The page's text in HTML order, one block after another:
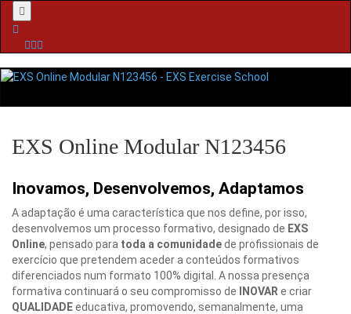
Menu
EXS Online Modular N123456
Inovamos, Desenvolvemos, Adaptamos
A adaptação é uma característica que nos define, por isso,
desenvolvemos um processo formativo, designado de EXS
Online, pensado para toda a comunidadede profissionais de
exercício que pretendem aceder a conteúdos formativos
diferenciados num formato 100% digital. A nossa presença
formativa continuará o seu compromisso de
INOVAR e criar
QUALIDADEeducativa, promovendo, semanalmente, uma